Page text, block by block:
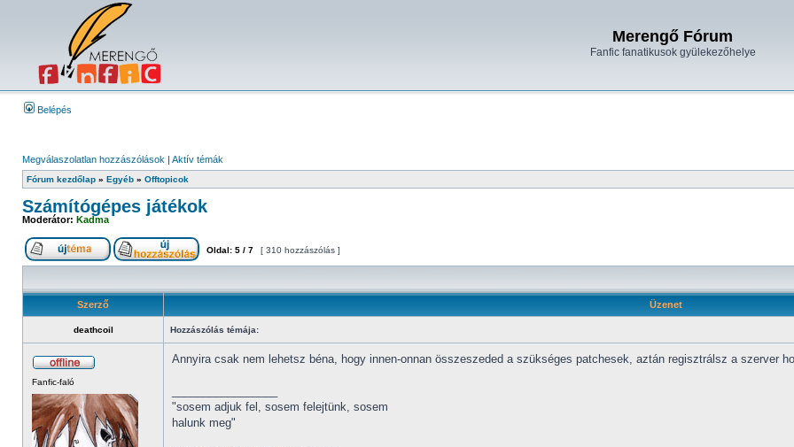
Merengő Fórum
Fanfic fanatikusok gyülekezőhelye
Belépés
Megválaszolatlan hozzászólások | Aktív témák
Fórum kezdőlap » Egyéb » Offtopicok
Számítógépes játékok
Moderátor: Kadma
Oldal: 5 / 7 [ 310 hozzászólás ]
Szerző Üzenet
deathcoil Hozzászólás témája:
Fanfic-faló
Annyira csak nem lehetsz béna, hogy innen-onnan összeszeded a szükséges patchesek, aztán regisztrálsz a szerver
"sosem adjuk fel, sosem felejtünk, sosem
halunk meg"